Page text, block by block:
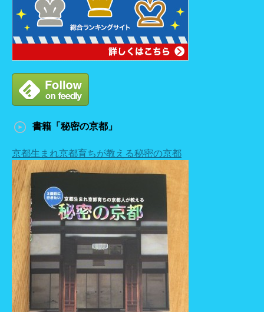
書籍「秘密の京都」
京都生まれ京都育ちが教える秘密の京都